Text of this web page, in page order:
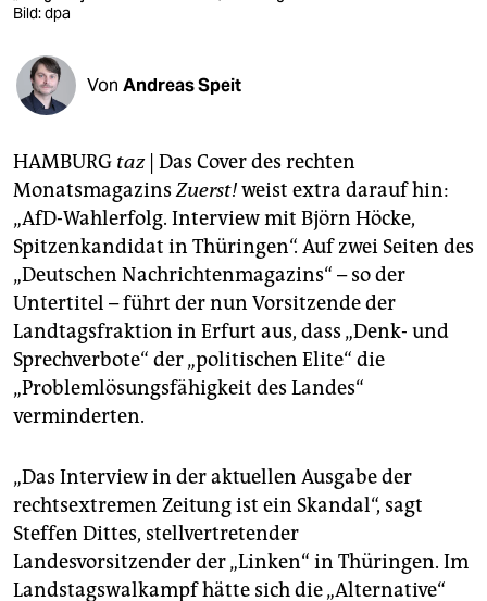
fragen & hilfe
unterstützen
abo
genossenschaft
epaper login
Bild: dpa
Von Andreas Speit
HAMBURG taz| Das Cover des rechten
MonatsmagazinsZuerst!weist extra darauf hin:
„AfD-Wahlerfolg. Interview mit Björn Höcke,
Spitzenkandidat in Thüringen“. Auf zwei Seiten des
„Deutschen Nachrichtenmagazins“ – so der
Untertitel – führt der nun Vorsitzende der
Landtagsfraktion in Erfurt aus, dass „Denk- und
Sprechverbote“ der „politischen Elite“ die
„Problemlösungsfähigkeit des Landes“
verminderten.
„Das Interview in der aktuellen Ausgabe der
rechtsextremen Zeitung ist ein Skandal“, sagt
Steffen Dittes, stellvertretender
Landesvorsitzender der „Linken“ in Thüringen. Im
Landstagswalkampf hätte sich die „Alternative“